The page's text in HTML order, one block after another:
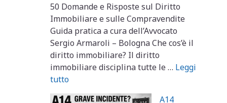
50 Domande e Risposte sul Diritto
Immobiliare e sulle Compravendite
Guida pratica a cura dell’Avvocato
Sergio Armaroli – Bologna Che cos’è il
diritto immobiliare? Il diritto
immobiliare disciplina tutte le … Leggi
tutto
A14